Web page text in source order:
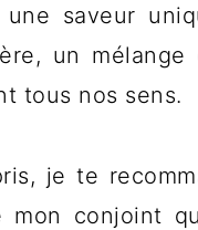
une saveur
un
tous nos sens.
je te
mon conjoint